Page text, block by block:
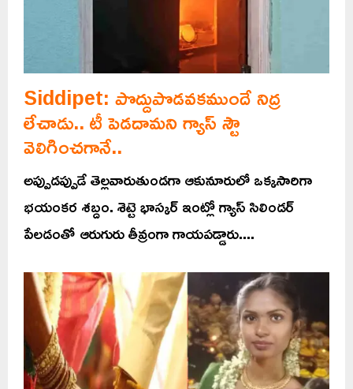
Siddipet: పొద్దుపొడవకముందే నిద్ర
లేచాడు.. టీ పెడదామని గ్యాస్ స్టౌ
వెలిగించగానే..
అప్పుడప్పుడే తెల్లవారుతుండగా ఆకునూరులో ఒక్కసారిగా
భయంకర శబ్దం. శెట్టె భాస్కర్ ఇంట్లో గ్యాస్ సిలిండర్
పేలడంతో ఆరుగురు తీవ్రంగా గాయపడ్డారు....